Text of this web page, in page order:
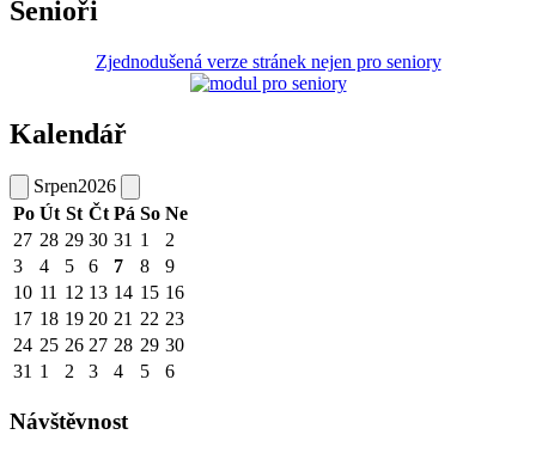
Senioři
Zjednodušená verze stránek nejen pro seniory
Kalendář
Srpen2026
Po Út St Čt Pá So Ne
27 28 29 30 31 1
2
3
4 5 6 7 8
9
10 11 12 13 14 15 16
17 18 19 20 21 22 23
24 25 26 27 28 29 30
31 1 2 3 4 5 6
Návštěvnost